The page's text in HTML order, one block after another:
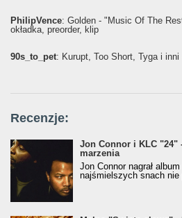
PhilipVence: Golden - "Music Of The
okładka, preorder, klip
90s_to_pet: Kurupt, Too Short, Tyga i
Recenzje:
Jon Connor i KLC "24"
marzenia
Jon Connor nagrał
najśmielszych snach nie